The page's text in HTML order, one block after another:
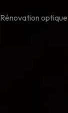
Rénovation optique